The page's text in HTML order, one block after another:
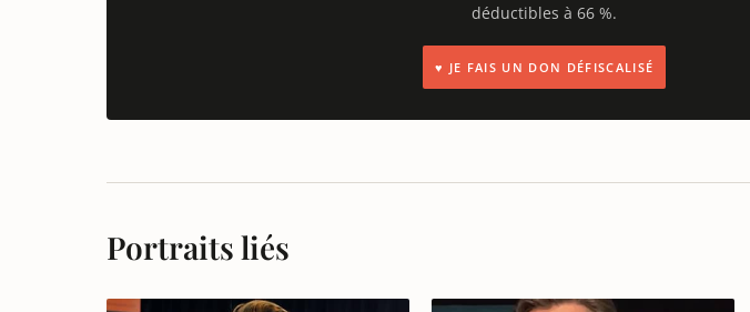
déductibles à 66 %.
♥ JE FAIS UN DON DÉFISCALISÉ
Portraits liés